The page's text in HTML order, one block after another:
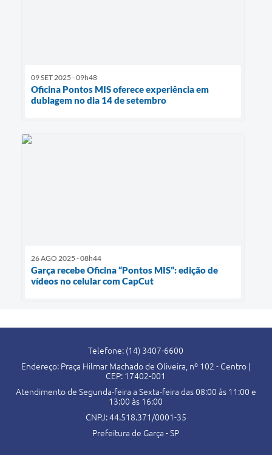
09 SET 2025 - 09h48
Oficina Pontos MIS oferece experiência em
dublagem no dia 14 de setembro
26 AGO 2025 - 08h44
Garça recebe Oficina “Pontos MIS”: edição de
vídeos no celular com CapCut
Telefone: (14) 3407-6600
Endereço: Praça Hilmar Machado de Oliveira, nº 102 - Centro |
CEP: 17402-001
Atendimento de Segunda-feira a Sexta-feira das 08:00 às 11:00 e
13:00 às 16:00
CNPJ: 44.518.371/0001-35
Prefeitura de Garça - SP